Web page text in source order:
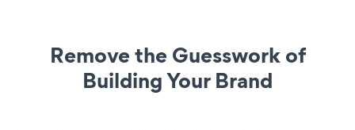
Remove the Guesswork of
Building Your Brand